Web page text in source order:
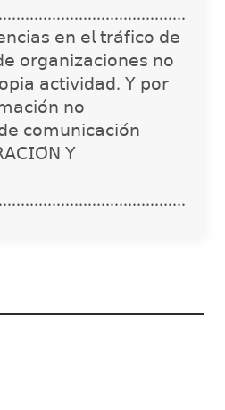
𝖾𝗇 𝖾𝗅 𝗍𝗋𝖺́𝖿𝗂𝖼𝗈 𝖽𝖾
𝗈𝗋𝗀𝖺𝗇𝗂𝗓𝖺𝖼𝗂𝗈𝗇𝖾𝗌 𝗇𝗈
𝖺𝖼𝗍𝗂𝗏𝗂𝖽𝖺𝖽. 𝖸 𝗉𝗈𝗋
𝗇𝗈
𝖼𝗈𝗆𝗎𝗇𝗂𝖼𝖺𝖼𝗂𝗈́𝗇
𝖸